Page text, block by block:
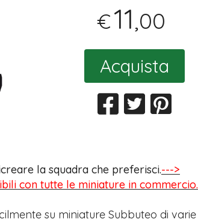
€11,00
Acquista
la squadra che preferisci.--->
con tutte le miniature in commercio.
su miniature Subbuteo di varie